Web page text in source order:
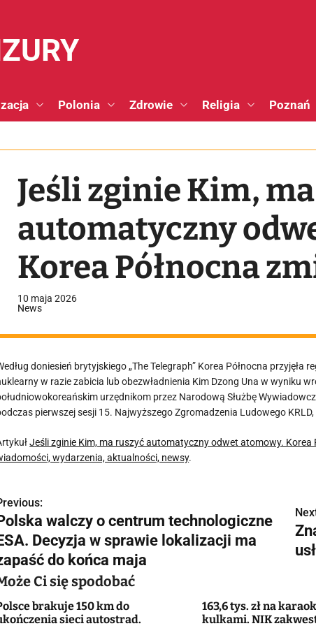
Polonia Zdrowie Religia Poznań
Jeśli zginie Kim,
automatyczny
Korea Północna
10 maja 2026
News
doniesień brytyjskiego „The Telegraph” Korea Północna
w razie zabicia lub obezwładnienia Kim Dzong Una w wyniku
urzędnikom przez Narodową Służbę
pierwszej sesji 15. Najwyższego Zgromadzenia Ludowego
Jeśli zginie Kim, ma ruszyć automatyczny odwet atomowy. Korea
wydarzenia, aktualności, newsy.
walczy o centrum technologiczne
Decyzja w sprawie lokalizacji ma
do końca maja
Ci się spodobać
brakuje 150 km do
sieci autostrad.
163,6 tys. zł na
kulkami. NIK